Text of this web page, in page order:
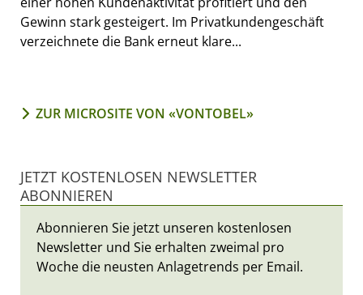
Gewinn stark gesteigert. Im Privatkundengeschäft
verzeichnete die Bank erneut klare...
ZUR MICROSITE VON «VONTOBEL»
JETZT KOSTENLOSEN NEWSLETTER
ABONNIEREN
Abonnieren Sie jetzt unseren kostenlosen
Newsletter und Sie erhalten zweimal pro
Woche die neusten Anlagetrends per Email.